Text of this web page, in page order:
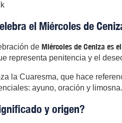
el Miércoles de
deMiércoles de Ceniza es
representa penitencia y el
la Cuaresma, que hace
ayuno, oración y limosna.
y origen?